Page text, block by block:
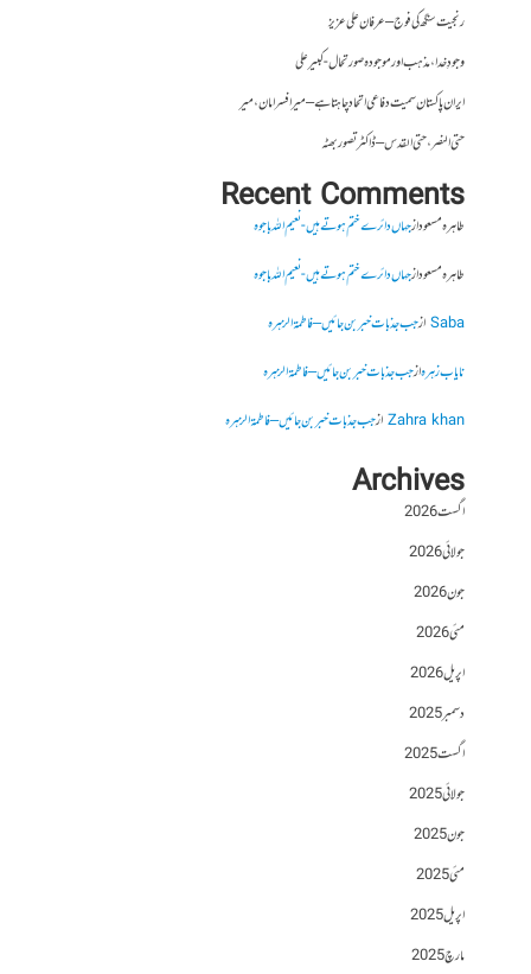
رنجیت سنگھ کی فوج – عرفان علی عزیز
وجودِ خدا، مذہب اور موجودہ صورتحال- کبیر علی
ایران پاکستان سمیت دفاعی اتحاد چاہتا ہے – میر افسر امان،میر
حتی النصر ، حتی القدس – ڈاکٹر تصور بھٹہ
Recent Comments
طاہرہ مسعودازجہاں دائرے ختم ہوتے ہیں- نعیم اللہ باجوہ
طاہرہ مسعودازجہاں دائرے ختم ہوتے ہیں- نعیم اللہ باجوہ
Sabaازجب جذبات خبر بن جائیں – فاطمۃالزہرہ
نایاب زہرہازجب جذبات خبر بن جائیں – فاطمۃالزہرہ
Zahra khanازجب جذبات خبر بن جائیں – فاطمۃالزہرہ
Archives
اگست 2026
جولائی 2026
جون 2026
مئی 2026
اپریل 2026
دسمبر 2025
اگست 2025
جولائی 2025
جون 2025
مئی 2025
اپریل 2025
مارچ 2025